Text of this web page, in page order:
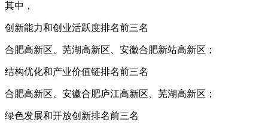
其中，
创新能力和创业活跃度排名前三名
合肥高新区、芜湖高新区、安徽合肥新站高新区；
结构优化和产业价值链排名前三名
合肥高新区、安徽合肥庐江高新区、芜湖高新区；
绿色发展和开放创新排名前三名